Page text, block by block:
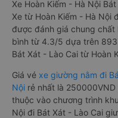
Xe Hoàn Kiếm - Hà Nội
Xe từ Hoàn Kiếm - Hà Nội
được đánh giá chung chất
bình từ 4.3/5 dựa trên
Bát Xát - Lào Cai từ Hoàn
Giá vé xe giường nằm đi
Nội rẻ nhất là 250000VND
thuộc vào chương trình
Nội đi Bát Xát - Lào Cai